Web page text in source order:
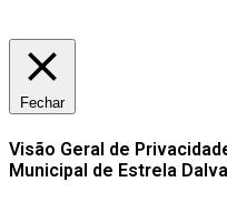
Fechar
Visão Geral de
Municipal de Estrela Dalva